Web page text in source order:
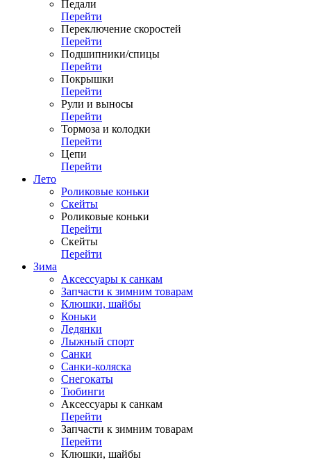
Педали
Перейти
Переключение скоростей
Перейти
Подшипники/спицы
Перейти
Покрышки
Перейти
Рули и выносы
Перейти
Тормоза и колодки
Перейти
Цепи
Перейти
Лето
Роликовые коньки
Скейты
Роликовые коньки
Перейти
Скейты
Перейти
Зима
Аксессуары к санкам
Запчасти к зимним товарам
Клюшки, шайбы
Коньки
Ледянки
Лыжный спорт
Санки
Санки-коляска
Снегокаты
Тюбинги
Аксессуары к санкам
Перейти
Запчасти к зимним товарам
Перейти
Клюшки, шайбы